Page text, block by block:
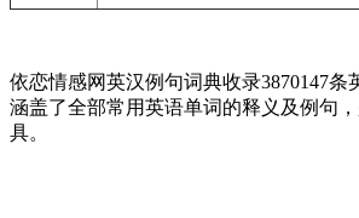
依恋情感网英汉例句词典收录3870147条
涵盖了全部常用英语单词的释义及例句
具。